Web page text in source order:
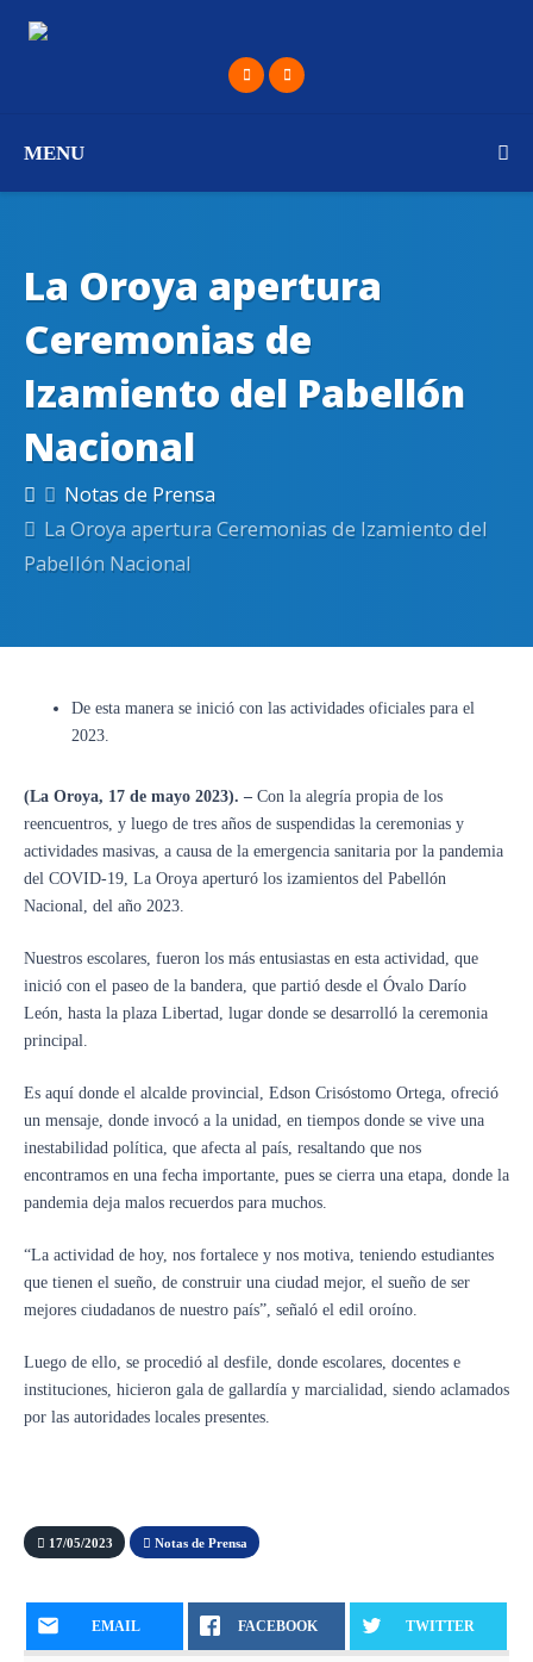
MENU
La Oroya apertura
Ceremonias de
Izamiento del Pabellón
Nacional
Notas de Prensa
La Oroya apertura Ceremonias de Izamiento del
Pabellón Nacional
De esta manera se inició con las actividades oficiales para el
2023.
(La Oroya, 17 de mayo 2023). – Con la alegría propia de los
reencuentros, y luego de tres años de suspendidas la ceremonias y
actividades masivas, a causa de la emergencia sanitaria por la pandemia
del COVID-19, La Oroya aperturó los izamientos del Pabellón
Nacional, del año 2023.
Nuestros escolares, fueron los más entusiastas en esta actividad, que
inició con el paseo de la bandera, que partió desde el Óvalo Darío
León, hasta la plaza Libertad, lugar donde se desarrolló la ceremonia
principal.
Es aquí donde el alcalde provincial, Edson Crisóstomo Ortega, ofreció
un mensaje, donde invocó a la unidad, en tiempos donde se vive una
inestabilidad política, que afecta al país, resaltando que nos
encontramos en una fecha importante, pues se cierra una etapa, donde la
pandemia deja malos recuerdos para muchos.
“La actividad de hoy, nos fortalece y nos motiva, teniendo estudiantes
que tienen el sueño, de construir una ciudad mejor, el sueño de ser
mejores ciudadanos de nuestro país”, señaló el edil oroíno.
Luego de ello, se procedió al desfile, donde escolares, docentes e
instituciones, hicieron gala de gallardía y marcialidad, siendo aclamados
por las autoridades locales presentes.
17/05/2023 Notas de Prensa
EMAIL FACEBOOK TWITTER